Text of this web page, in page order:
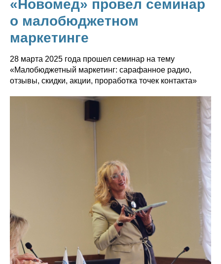
«Новомед» провел семинар
о малобюджетном
маркетинге
28 марта 2025 года прошел семинар на тему
«Малобюджетный маркетинг: сарафанное радио,
отзывы, скидки, акции, проработка точек контакта»